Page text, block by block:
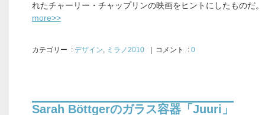
れたチャーリー・チャップリンの映画をヒントにしたものだ。
more>>
カテゴリー : デザイン, ミラノ2010 | コメント : 0
Sarah Böttgerのガラス容器「Juuri」